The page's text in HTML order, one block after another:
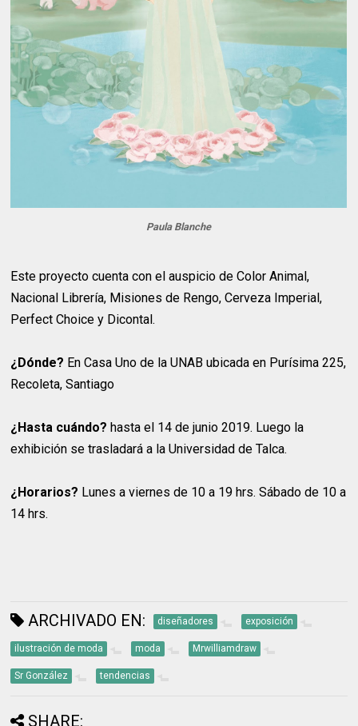
Paula Blanche
Este proyecto cuenta con el auspicio de Color Animal,
Nacional Librería, Misiones de Rengo, Cerveza Imperial,
Perfect Choice y Dicontal.
¿Dónde? En Casa Uno de la UNAB ubicada en Purísima 225,
Recoleta, Santiago
¿Hasta cuándo? hasta el 14 de junio 2019. Luego la
exhibición se trasladará a la Universidad de Talca.
¿Horarios? Lunes a viernes de 10 a 19 hrs. Sábado de 10 a
14 hrs.
ARCHIVADO EN: diseñadores exposición
ilustración de moda moda Mrwilliamdraw
Sr González tendencias
SHARE: